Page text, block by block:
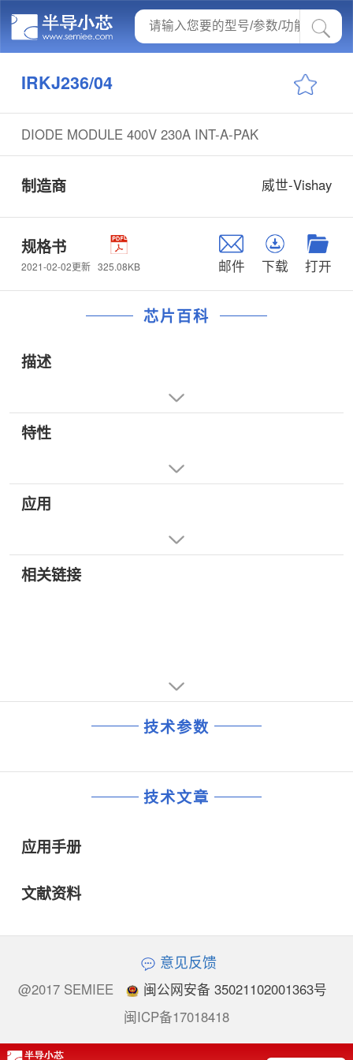
IRKJ236/04
DIODE MODULE 400V 230A INT-A-PAK
制造商 威世-Vishay
规格书
2021-02-02更新 325.08KB 邮件 下载 打开
芯片百科
描述
特性
应用
相关链接
技术参数
技术文章
应用手册
文献资料
意见反馈
@2017 SEMIEE
闽公网安备 35021102001363号
闽ICP备17018418